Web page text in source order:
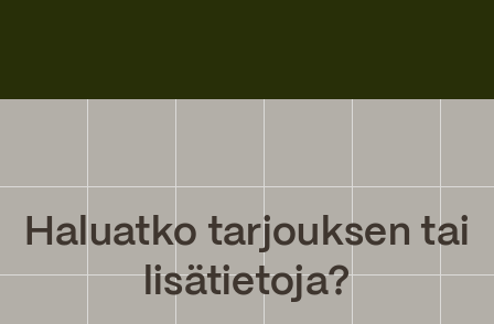
Haluatko tarjouksen tai
lisätietoja?